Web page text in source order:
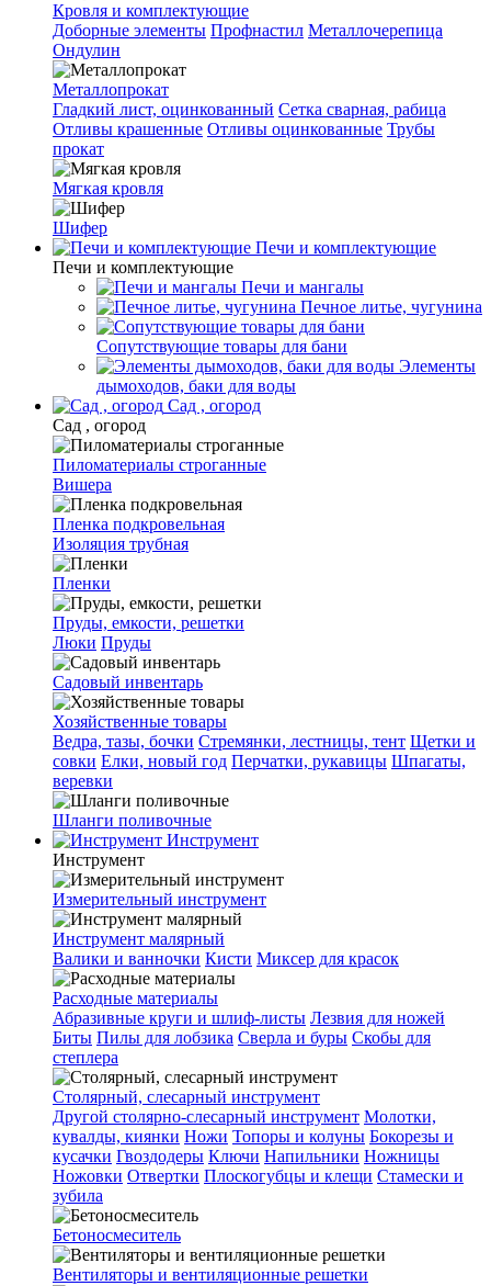
Кровля и комплектующие
Доборные элементы Профнастил Металлочерепица
Ондулин
Металлопрокат
Гладкий лист, оцинкованный Сетка сварная, рабица
Отливы крашенные Отливы оцинкованные Трубы
прокат
Мягкая кровля
Шифер
Печи и комплектующие
Печи и комплектующие
Печи и мангалы
Печное литье, чугунина
Сопутствующие товары для бани
Элементы
дымоходов, баки для воды
Сад , огород
Сад , огород
Пиломатериалы строганные
Вишера
Пленка подкровельная
Изоляция трубная
Пленки
Пруды, емкости, решетки
Люки Пруды
Садовый инвентарь
Хозяйственные товары
Ведра, тазы, бочки Стремянки, лестницы, тент Щетки и
совки Елки, новый год Перчатки, рукавицы Шпагаты,
веревки
Шланги поливочные
Инструмент
Инструмент
Измерительный инструмент
Инструмент малярный
Валики и ванночки Кисти Миксер для красок
Расходные материалы
Абразивные круги и шлиф-листы Лезвия для ножей
Биты Пилы для лобзика Сверла и буры Скобы для
степлера
Столярный, слесарный инструмент
Другой столярно-слесарный инструмент Молотки,
кувалды, киянки Ножи Топоры и колуны Бокорезы и
кусачки Гвоздодеры Ключи Напильники Ножницы
Ножовки Отвертки Плоскогубцы и клещи Стамески и
зубила
Бетоносмеситель
Вентиляторы и вентиляционные решетки